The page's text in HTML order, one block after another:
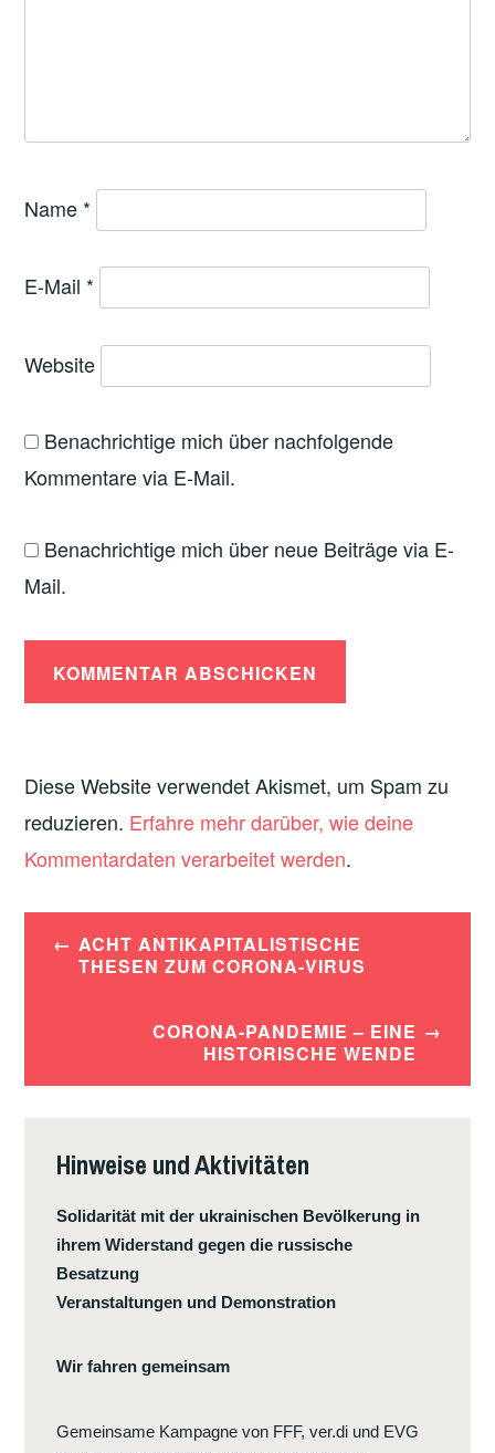
Name *
E-Mail *
Website
Benachrichtige mich über nachfolgende
Kommentare via E-Mail.
Benachrichtige mich über neue Beiträge via E-
Mail.
Diese Website verwendet Akismet, um Spam zu
reduzieren. Erfahre mehr darüber, wie deine
Kommentardaten verarbeitet werden.
Beitrags-
Navigation
ACHT ANTIKAPITALISTISCHE
THESEN ZUM CORONA-VIRUS
CORONA-PANDEMIE – EINE
HISTORISCHE WENDE
Hinweise und Aktivitäten
Solidarität mit der ukrainischen Bevölkerung in
ihrem Widerstand gegen die russische
Besatzung
Veranstaltungen und Demonstration
Wir fahren gemeinsam
Gemeinsame Kampagne von FFF, ver.di und EVG